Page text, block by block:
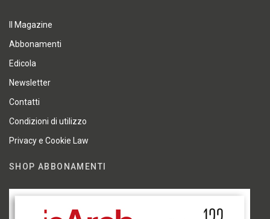
Il Magazine
Abbonamenti
Edicola
Newsletter
Contatti
Condizioni di utilizzo
Privacy e Cookie Law
SHOP ABBONAMENTI